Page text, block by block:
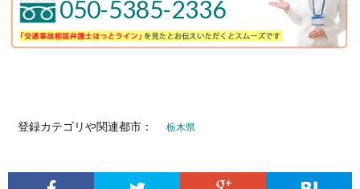
050-5385-2336
登録カテゴリや関連都市： 栃木県